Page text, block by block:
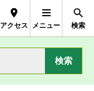
アクセス メニュー 検索